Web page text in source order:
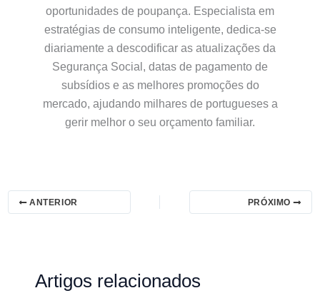
oportunidades de poupança. Especialista em
estratégias de consumo inteligente, dedica-se
diariamente a descodificar as atualizações da
Segurança Social, datas de pagamento de
subsídios e as melhores promoções do
mercado, ajudando milhares de portugueses a
gerir melhor o seu orçamento familiar.
ANTERIOR PRÓXIMO
Artigos relacionados